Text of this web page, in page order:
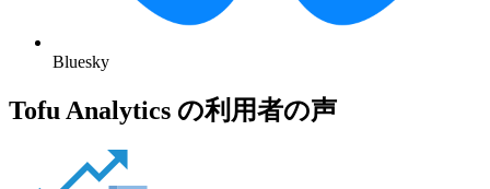
Bluesky
Tofu Analytics の利用者の声